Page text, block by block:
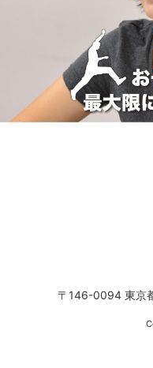
〒146-0094 東京